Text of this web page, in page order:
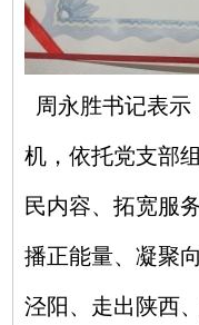
周永胜书记表示
机，依托党支部
民内容、拓宽服
播正能量、凝聚
泾阳、走出陕西